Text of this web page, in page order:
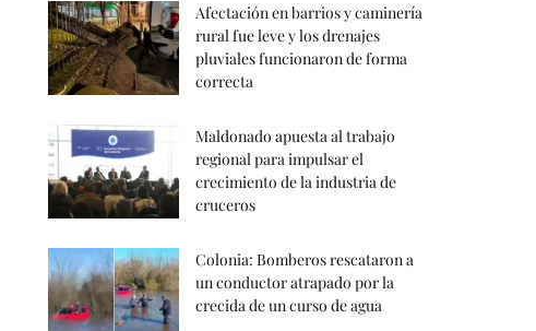
Afectación en barrios y caminería
rural fue leve y los drenajes
pluviales funcionaron de forma
correcta
Maldonado apuesta al trabajo
regional para impulsar el
crecimiento de la industria de
cruceros
Colonia: Bomberos rescataron a
un conductor atrapado por la
crecida de un curso de agua